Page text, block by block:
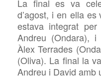
La final es va
d’agost, i en ella es
estava integrat per
Andreu (Ondara), i
Àlex Terrades
(Oliva). La final la
Andreu i David amb